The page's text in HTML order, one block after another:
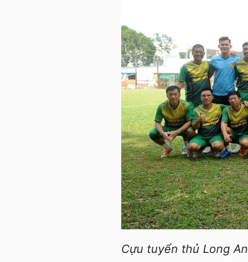
Cựu tuyển thủ Long An